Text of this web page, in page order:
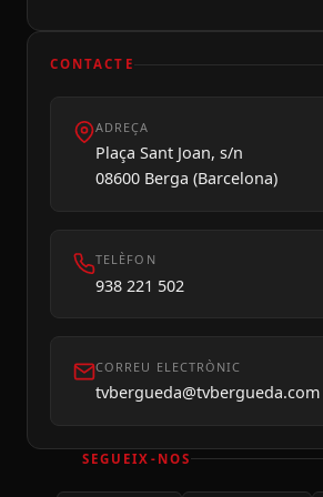
Dilluns 10
CONTACTE
ADREÇA
Plaça Sant Joan, s/n
08600 Berga (Barcelona)
TELÈFON
938 221 502
CORREU ELECTRÒNIC
tvbergueda@tvbergueda.com
SEGUEIX-NOS